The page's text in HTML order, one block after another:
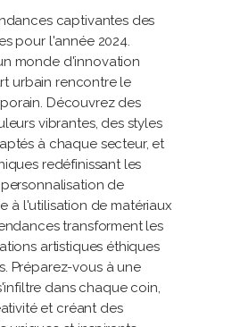
captivantes des
pour l'année 2024.
monde d'innovation
urbain rencontre le
Découvrez des
vibrantes, des styles
à chaque secteur, et
redéfinissant les
de
à l'utilisation de matériaux
transforment les
artistiques éthiques
Préparez-vous à une
dans chaque coin,
et créant des